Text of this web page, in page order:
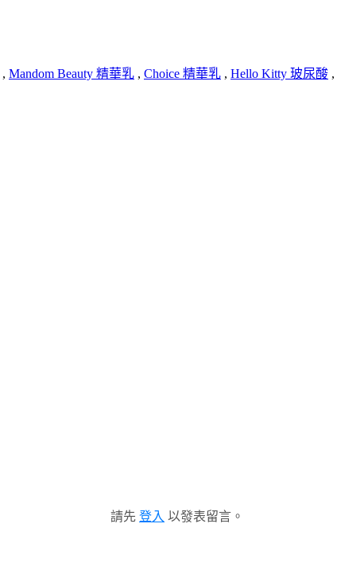
, Mandom Beauty 精華乳 , Choice 精華乳 , Hello Kitty 玻尿酸 ,
請先 登入 以發表留言。